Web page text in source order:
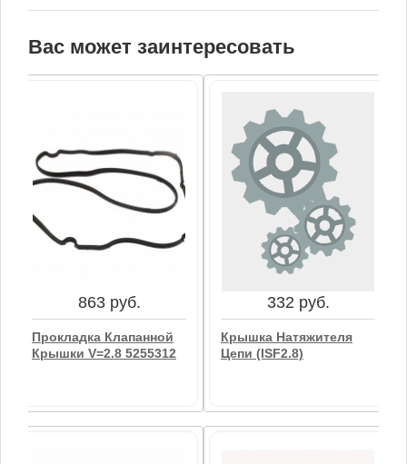
Вас может заинтересовать
863 руб.
Прокладка Клапанной
Крышки V=2.8 5255312
332 руб.
Крышка Натяжителя
Цепи (ISF2.8)